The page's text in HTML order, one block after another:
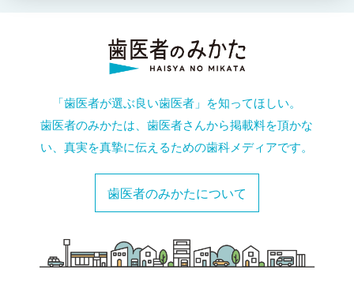
「歯医者が選ぶ良い歯医者」を知ってほしい。
歯医者のみかたは、歯医者さんから掲載料を頂かな
い、真実を真摯に伝えるための歯科メディアです。
歯医者のみかたについて